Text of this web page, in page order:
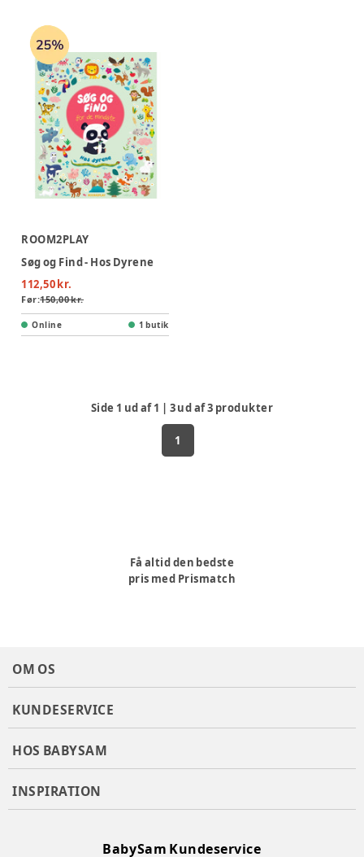
ROOM2PLAY
Søg og Find - Hos Dyrene
112,50 kr.
Før:150,00 kr.
Online 1 butik
Side 1 ud af1 | 3ud af3 produkter
1
Få altid den bedste
pris med Prismatch
OM OS
KUNDESERVICE
HOS BABYSAM
INSPIRATION
BabySam Kundeservice